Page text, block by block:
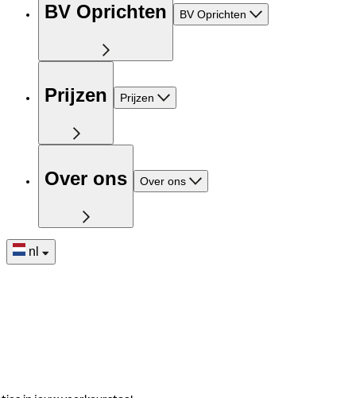
BV Oprichten BV Oprichten
Prijzen Prijzen
Over ons Over ons
nl